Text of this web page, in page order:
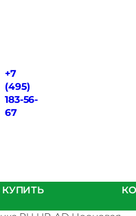
+7
(495)
183-56-
67
КУПИТЬ